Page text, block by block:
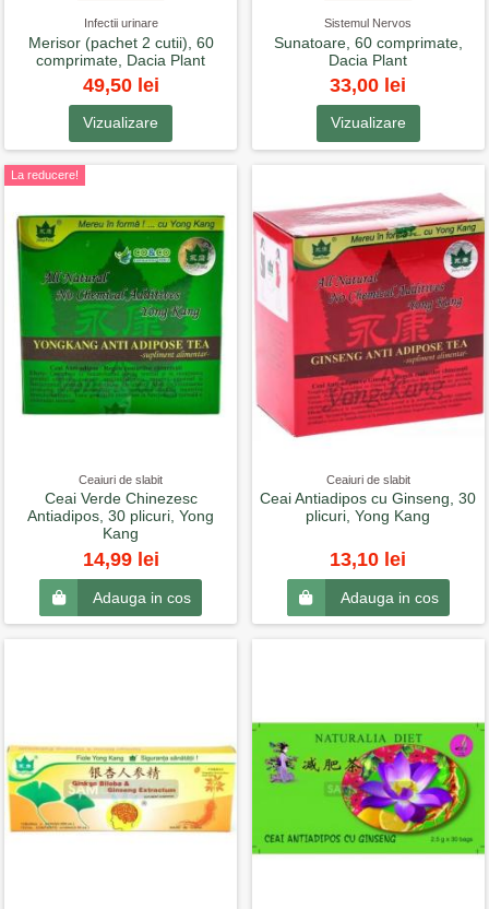
Infectii urinare
Merisor (pachet 2 cutii), 60
comprimate, Dacia Plant
49,50 lei
Vizualizare
Sistemul Nervos
Sunatoare, 60 comprimate,
Dacia Plant
33,00 lei
Vizualizare
La reducere!
Ceaiuri de slabit
Ceai Verde Chinezesc
Antiadipos, 30 plicuri, Yong
Kang
14,99 lei
Adauga in cos
Ceaiuri de slabit
Ceai Antiadipos cu Ginseng, 30
plicuri, Yong Kang
13,10 lei
Adauga in cos